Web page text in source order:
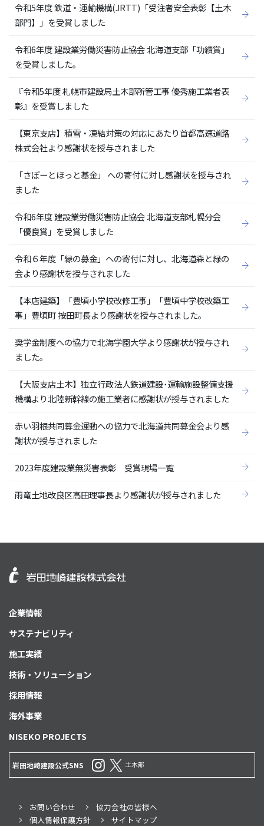
令和5年度 鉄道・運輸機構(JRTT)「受注者安全表彰【土木
部門】」を受賞しました
令和6年度 建設業労働災害防止協会 北海道支部「功績賞」
を受賞しました。
『令和5年度 札幌市建設局土木部所管工事 優秀施工業者表
彰』を受賞しました
【東京支店】積雪・凍結対策の対応にあたり首都高速道路
株式会社より感謝状を授与されました
「さぽーとほっと基金」 への寄付に対し感謝状を授与され
ました
令和6年度 建設業労働災害防止協会 北海道支部札幌分会
「優良賞」を受賞しました
令和６年度「緑の募金」への寄付に対し、北海道森と緑の
会より感謝状を授与されました
【本店建築】「豊頃小学校改修工事」「豊頃中学校改築工
事」豊頃町 按田町長より感謝状を授与されました。
奨学金制度への協力で北海学園大学より感謝状が授与され
ました。
【大阪支店土木】独立行政法人鉄道建設･運輸施設整備支援
機構より北陸新幹線の施工業者に感謝状が授与されました
赤い羽根共同募金運動への協力で北海道共同募金会より感
謝状が授与されました
2023年度建設業無災害表彰 受賞現場一覧
雨竜土地改良区高田理事長より感謝状が授与されました
企業情報
サステナビリティ
施工実績
技術・ソリューション
採用情報
海外事業
NISEKO PROJECTS
岩田地崎建設公式SNS 土木部
お問い合わせ
協力会社の皆様へ
個人情報保護方針
サイトマップ